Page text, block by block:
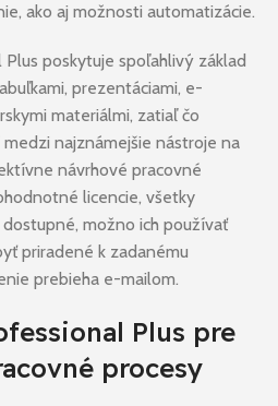
ako aj možnosti automatizácie.
poskytuje spoľahlivý základ
prezentáciami, e-
materiálmi, zatiaľ čo
najznámejšie nástroje na
návrhové pracovné
licencie, všetky
možno ich používať
priradené k zadanému
prebieha e-mailom.
Plus pre
procesy